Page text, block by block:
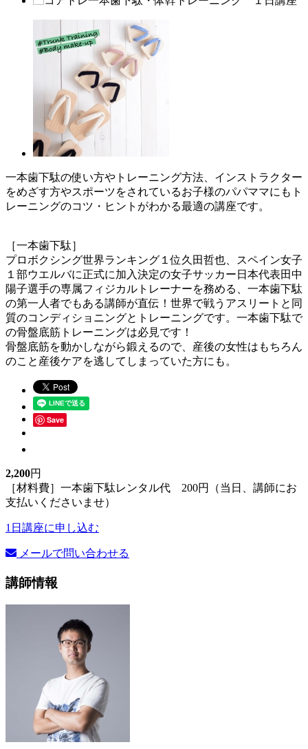
一本歯下駄の使い方やトレーニング方法、インストラクター
をめざす方やスポーツをされているお子様のパパママにもト
レーニングのコツ・ヒントがわかる最適の講座です。
［一本歯下駄］
プロボクシング世界ランキング１位久田哲也、スペイン女子
１部ウエルバに正式に加入決定の女子サッカー日本代表田中
陽子選手の専属フィジカルトレーナーを務める、一本歯下駄
の第一人者でもある講師が直伝！世界で戦うアスリートと同
質のコンディショニングとトレーニングです。一本歯下駄で
の骨盤底筋トレーニングは必見です！
骨盤底筋を動かしながら鍛えるので、産後の女性はもちろん
のこと産後ケアを逃してしまっていた方にも。
Save
2,200円
［材料費］一本歯下駄レンタル代 200円（当日、講師にお
支払いくださいませ）
1日講座に申し込む
メールで問い合わせる
講師情報